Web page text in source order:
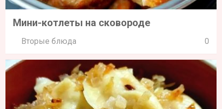
Мини-котлеты на сковороде
Вторые блюда 0